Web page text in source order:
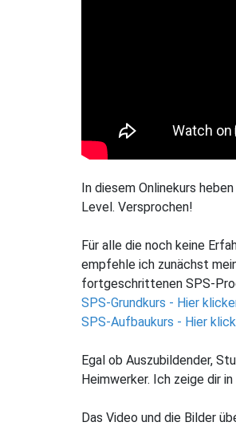
In diesem Onlinekurs
Level. Versprochen!
Für alle die noch keine
empfehle ich zunächst
fortgeschrittenen SPS-
SPS-Grundkurs - Hier
SPS-Aufbaukurs - Hier
Egal ob Auszubildender,
Heimwerker. Ich zeige dir
Das Video und die Bilder